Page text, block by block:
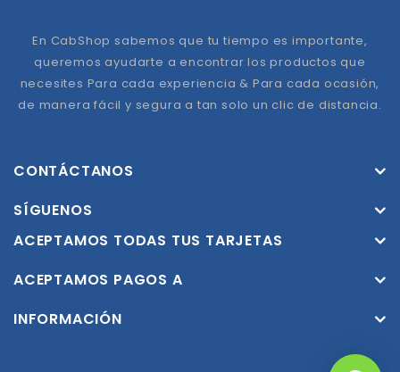
En CabShop sabemos que tu tiempo es importante,
queremos ayudarte a encontrar los productos que
necesites Para cada experiencia & Para cada ocasión,
de manera fácil y segura a tan solo un clic de distancia.
CONTÁCTANOS
SÍGUENOS
ACEPTAMOS TODAS TUS TARJETAS
ACEPTAMOS PAGOS A
INFORMACIÓN